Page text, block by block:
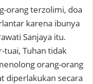
orang terzolimi, doa
karena ibunya
Sanjaya itu.
Tuhan tidak
orang-orang
diperlakukan secara